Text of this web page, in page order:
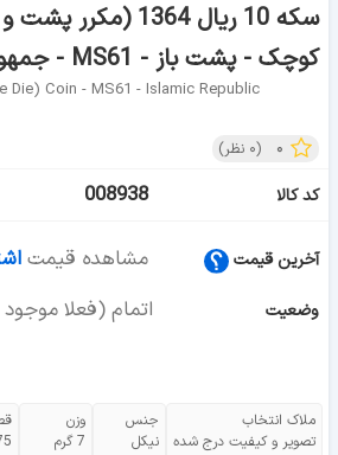
سکه 10 ریال 1364
کوچک - پشت باز - MS61 - جمهوری اسلامی
Die) Coin - MS61 - Islamic Republic
۰ (۰ نظر)
کد کالا
008938
آخرین قیمت مشاهده قیمت
وضعیت اتمام (فعلا
ملاک انتخاب
تصویر و کیفیت درج شده
جنس
نیکل
وزن
7 گرم